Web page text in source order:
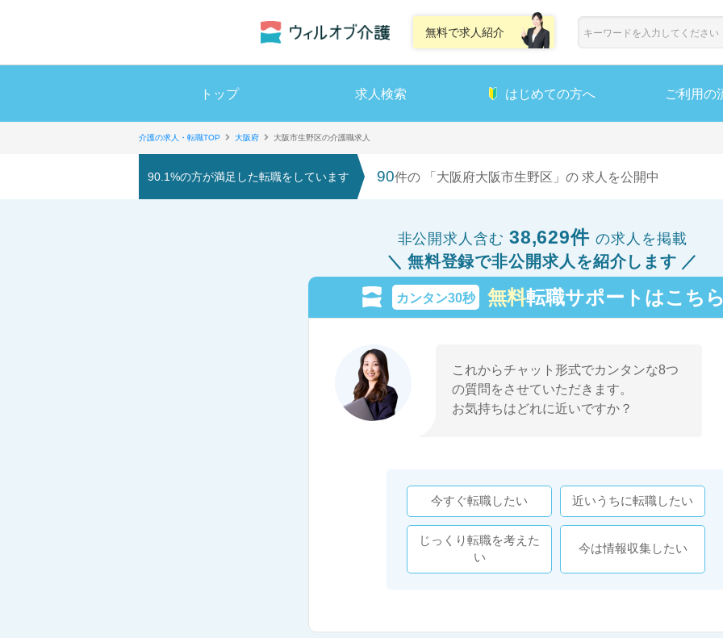
無料で求人紹介
トップ 求人検索 はじめての方へ ご利用の
介護の求人・転職TOP 大阪府 大阪市生野区の介護職求人
90.1%の方が満足した転職をしています 90件の 「大阪府大阪市生野区」の 求人を公開中
非公開求人含む 38,629件 の求人を掲載
無料登録で非公開求人を紹介します
カンタン30秒 無料転職サポートはこちら
これからチャット形式でカンタンな8つ
の質問をさせていただきます。
お気持ちはどれに近いですか？
今すぐ転職したい 近いうちに転職したい
じっくり転職を考えた
い
今は情報収集したい